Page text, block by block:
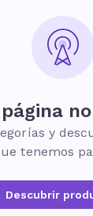
y
tenemos
Descubrir